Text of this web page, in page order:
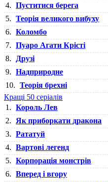
4. Пуститися берега
5. Теорія великого вибуху
6. Коломбо
7. Пуаро Агати Крісті
8.
Друзі
9. Надприродне
10. Теорія брехні
Кращі 50 серіалів
1. Король Лев
2.
Як приборкати дракона
3. Рататуй
4. Вартові легенд
5. Корпорація монстрів
6. Вперед і вгору